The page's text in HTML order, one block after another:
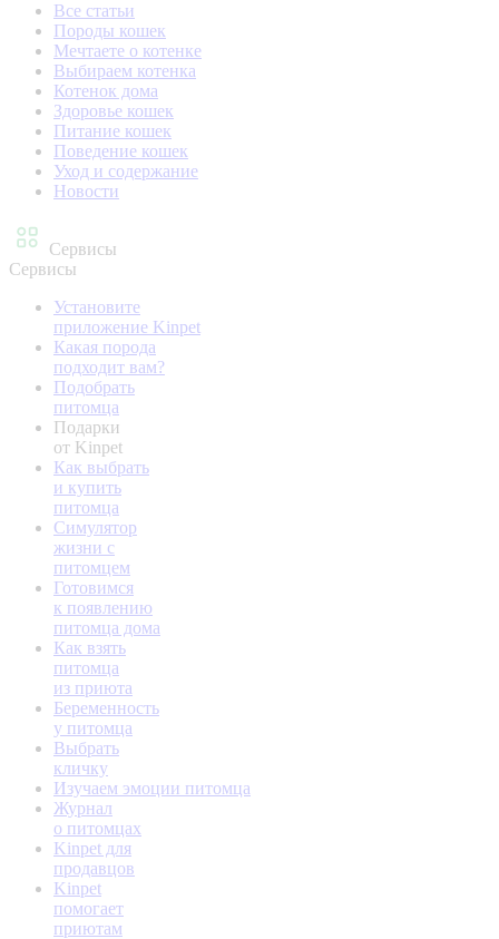
Все статьи
Породы кошек
Мечтаете о котенке
Выбираем котенка
Котенок дома
Здоровье кошек
Питание кошек
Поведение кошек
Уход и содержание
Новости
Сервисы
Сервисы
Установите
приложение Kinpet
Какая порода
подходит вам?
Подобрать
питомца
Подарки
от Kinpet
Как выбрать
и купить
питомца
Симулятор
жизни с
питомцем
Готовимся
к появлению
питомца дома
Как взять
питомца
из приюта
Беременность
у питомца
Выбрать
кличку
Изучаем эмоции питомца
Журнал
о питомцах
Kinpet для
продавцов
Kinpet
помогает
приютам